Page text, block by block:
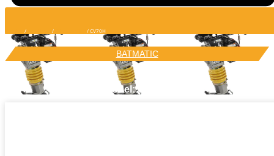
/ / / CV70H
BATMATIC
Model: CV70H